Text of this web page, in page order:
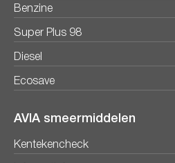
Benzine
Super Plus 98
Diesel
Ecosave
AVIA smeermiddelen
Kentekencheck